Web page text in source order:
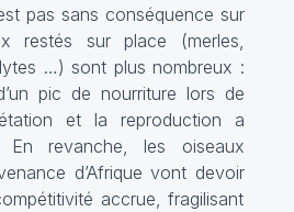
pas sans conséquence sur
restés sur place (merles,
…) sont plus nombreux :
pic de nourriture lors de
et la reproduction a
revanche, les oiseaux
d’Afrique vont devoir
accrue, fragilisant